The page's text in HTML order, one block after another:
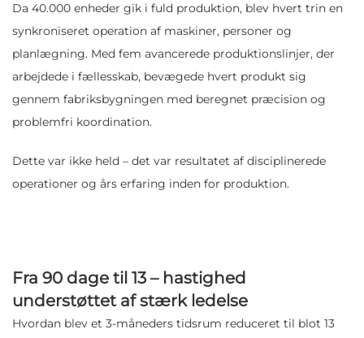
Da 40.000 enheder gik i fuld produktion, blev hvert trin en
synkroniseret operation af maskiner, personer og
planlægning. Med fem avancerede produktionslinjer, der
arbejdede i fællesskab, bevægede hvert produkt sig
gennem fabriksbygningen med beregnet præcision og
problemfri koordination.
Dette var ikke held – det var resultatet af disciplinerede
operationer og års erfaring inden for produktion.
Fra 90 dage til 13 – hastighed
understøttet af stærk ledelse
Hvordan blev et 3-måneders tidsrum reduceret til blot 13